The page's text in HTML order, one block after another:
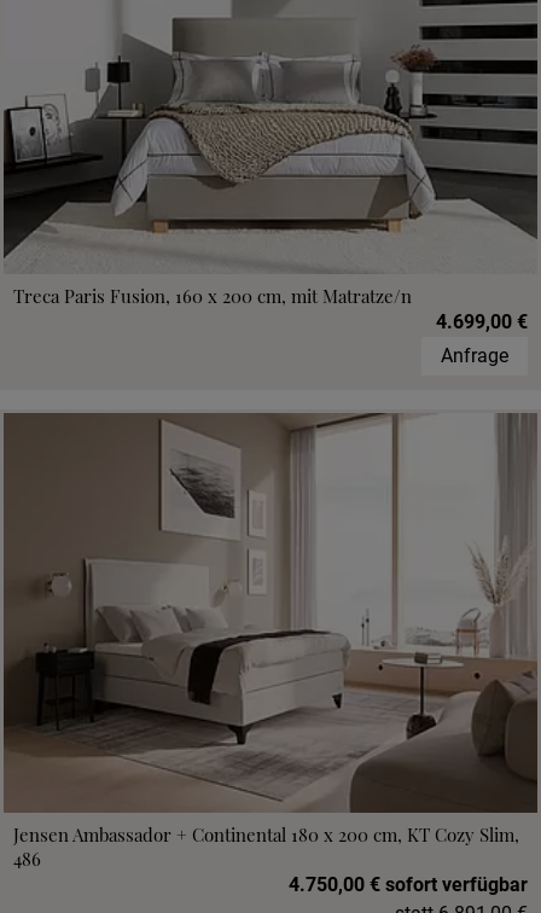
Treca Paris Fusion, 160 x 200 cm, mit Matratze/n
4.699,00 €
Anfrage
Jensen Ambassador + Continental 180 x 200 cm, KT Cozy Slim,
486
4.750,00 € sofort verfügbar